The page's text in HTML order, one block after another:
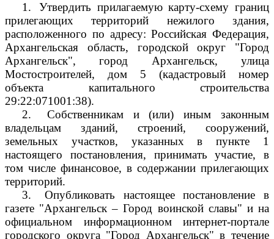
1.
Утвердить прилагаемую карту-схему границ
прилегающих территорий нежилого здания,
расположенного по адресу: Российская Федерация,
Архангельская область, городской округ "Город
Архангельск", город Архангельск, улица
Мостостроителей, дом 5 (кадастровый номер
объекта капитального строительства
29:22:071001:38).
2.
Собственникам и (или) иным законным
владельцам зданий, строений, сооружений,
земельных участков, указанных в пункте 1
настоящего постановления, принимать участие, в
том числе финансовое, в содержании прилегающих
территорий.
3.
Опубликовать настоящее постановление в
газете "Архангельск – Город воинской славы" и на
официальном информационном интернет-портале
городского округа "Город Архангельск" в течение